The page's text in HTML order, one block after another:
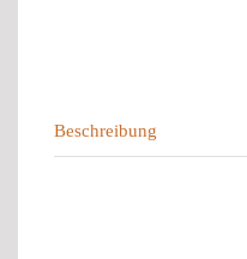
Beschreibung